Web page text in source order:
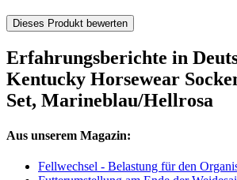
Dieses Produkt bewerten
Erfahrungsberichte in
Kentucky Horsewear
Set, Marineblau/Hellrosa
Aus unserem Magazin:
Fellwechsel - Belastung für den